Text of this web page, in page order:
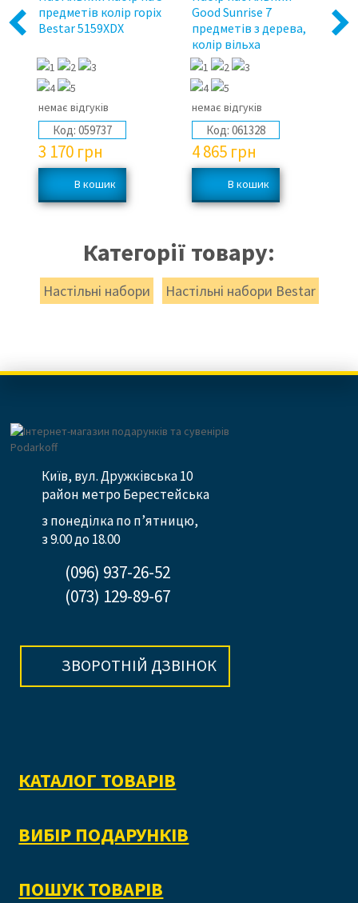
Previous
предметів колір горіх
Bestar 5159XDX
немає відгуків
Код: 059737
3 170 грн
Good Sunrise 7
предметів з дерева,
колір вільха
немає відгуків
Код: 061328
4 865 грн
Next
Категорії товару:
Настільні набори Настільні набори Bestar
Київ, вул. Дружківська 10
район метро Берестейська
з понеділка по п’ятницю,
з 9.00 до 18.00
(096) 937-26-52
(073) 129-89-67
ЗВОРОТНІЙ ДЗВІНОК
КАТАЛОГ ТОВАРІВ
ВИБІР ПОДАРУНКІВ
ПОШУК ТОВАРІВ